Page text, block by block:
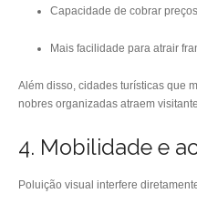
Capacidade de cobrar
Mais facilidade para atrair
Além disso, cidades turísticas que
nobres organizadas atraem
4. Mobilidade e
Poluição visual interfere